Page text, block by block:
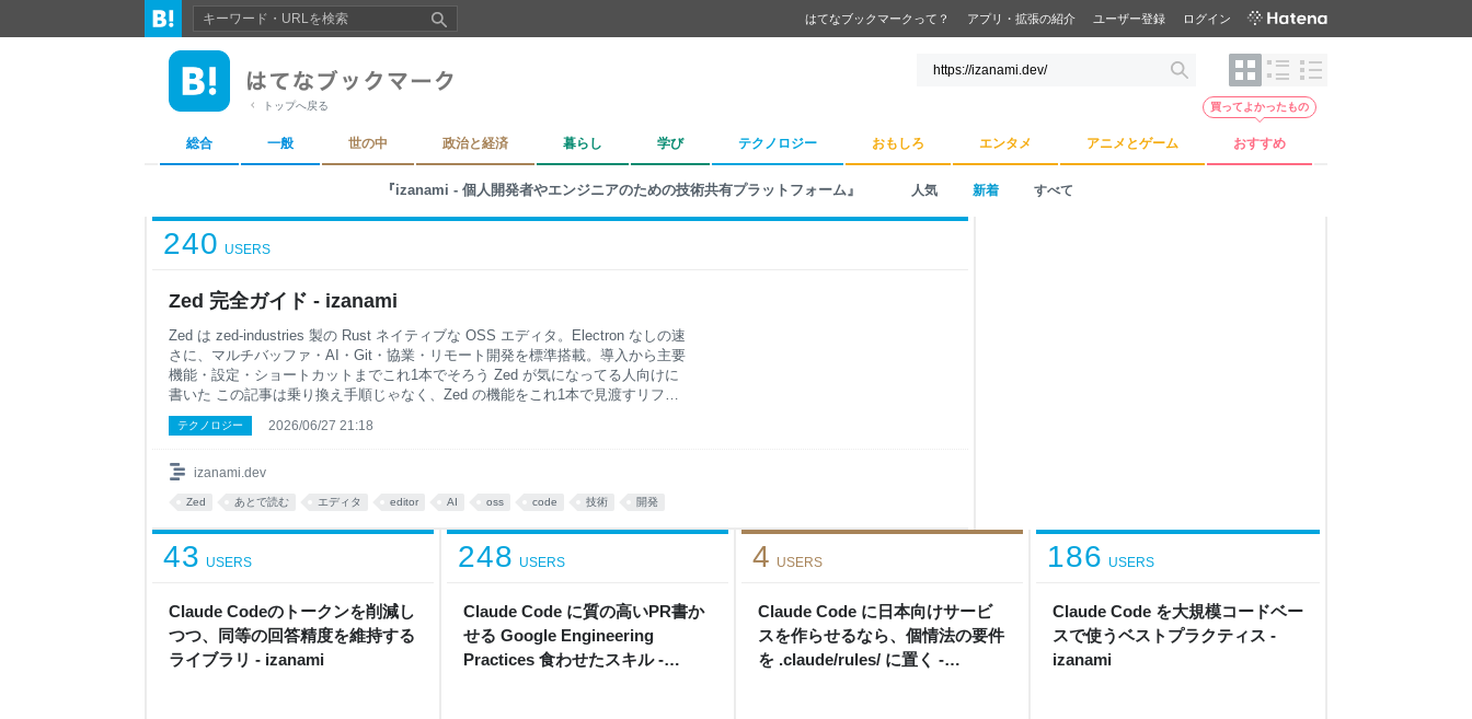
はてなブックマークって？ アプリ・拡張の紹介 ユーザー登録 ログイン
トップへ戻る
総合 一般 世の中 政治と経済 暮らし 学び テクノロジー おもしろ エンタメ アニメとゲーム おすすめ
買ってよかったもの
『izanami - 個人開発者やエンジニアのための技術共有プラットフォーム』 人気 新着 すべて
Zed 完全ガイド - izanami
240 USERS
izanami.dev
Zed は zed-industries 製の Rust ネイティブな OSS エディタ。Electron なしの速
さに、マルチバッファ・AI・Git・協業・リモート開発を標準搭載。導入から主要
機能・設定・ショートカットまでこれ1本でそろう Zed が気になってる人向けに
書いた この記事は乗り換え手順じゃなく、Zed の機能をこれ1本で見渡すリファ
レンス。各機能が何をしてくれるか、よく使うショートカットと便利な使い方ま
で、ひと通り書いてくよ X で毎日 AI 情報を配信してるコムテです。Claude
コードエディタ。OSS で、エディタ・AI・Git・協業がひとつに集結（今どきで
すなあ） こんなのでいいんだよエディタ Vim → Sublime Text → Atom →
テクノロジー 2026/06/27 21:18
Zed あとで読む エディタ editor AI oss code 技術 開発
Claude Codeのトークンを削減し
つつ、同等の回答精度を維持する
ライブラリ - izanami
43 USERS
Claude Code に質の高いPR書か
せる Google Engineering
Practices 食わせたスキル -
248 USERS
Claude Code に日本向けサービ
スを作らせるなら、個情法の要件
を .claude/rules/ に置く -
4 USERS
Claude Code を大規模コードベー
スで使うベストプラクティス -
izanami
186 USERS